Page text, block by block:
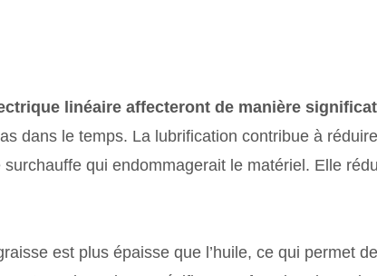
linéaire affecteront de manière
dans le temps. La lubrification contribue à
qui endommagerait le matériel. Elle
est plus épaisse que l’huile, ce qui permet